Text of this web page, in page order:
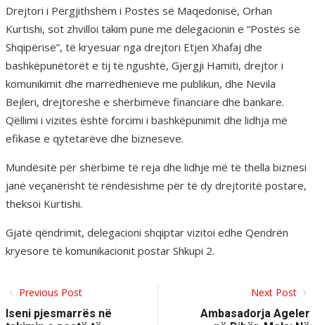
Drejtori i Përgjithshëm i Postës së Maqedonisë, Orhan
Kurtishi, sot zhvilloi takim pune me delegacionin e “Postës së
Shqipërisë”, të kryesuar nga drejtori Etjen Xhafaj dhe
bashkëpunëtorët e tij të ngushtë, Gjergji Hamiti, drejtor i
komunikimit dhe marrëdhënieve me publikun, dhe Nevila
Bejleri, drejtoreshë e shërbimeve financiare dhe bankare.
Qëllimi i vizitës është forcimi i bashkëpunimit dhe lidhja më
efikase e qytetarëve dhe bizneseve.
Mundësitë për shërbime të reja dhe lidhje më të thella biznesi
janë veçanërisht të rëndësishme për të dy drejtoritë postare,
theksoi Kurtishi.
Gjatë qëndrimit, delegacioni shqiptar vizitoi edhe Qendrën
kryesore të komunikacionit postar Shkupi 2.
Previous Post
Iseni pjesmarrës në
Next Post
Ambasadorja Ageler